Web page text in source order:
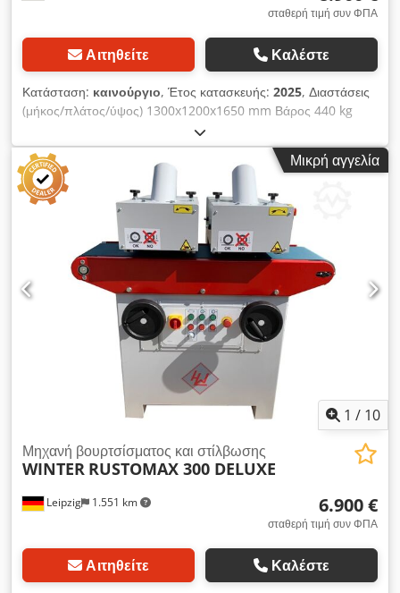
σταθερή τιμή συν ΦΠΑ
Αιτηθείτε Καλέστε
Κατάσταση: καινούργιο, Έτος κατασκευής: 2025, Διαστάσεις
(μήκος/πλάτος/ύψος) 1300x1200x1650 mm Βάρος 440 kg
Συνολική απαίτηση ισχύος 6,5 kW Βουρτσιστή RUSTOMAX
OPTIMAT 400 - Πλάτος εργασίας 400 mm - μέγ. ύψος υλικού
300 mm - Μήκος εργασίας 1200 mm - Διάμετρος βούρτσας
190 mm - Ταχύτητα βούρτσας 1500 rpm - Διάμετρος άξονα 40
mm - Αριθμός βουρτσών: 2 τεμ. (μέταλλο + νάιλον) - μέγ.
ταχύτητα του ιμάντα τροφοδοσίας + ρύθμιση χωρίς βαθμίδες 0
- 10 m/min. Codpjv A Hdisfx Ah Ujrf - Ύψος εργασίας 940
mm + 50 mm - Διάμετρος ακροφυσίου εξαγωγής 2 x 120 mm -
Συνολική ισχύς 6,5 kW - Τάση 400V / 50Hz - Συνολικές
διαστάσεις L=1300 mm, Π=1200 mm, Υ=1650 mm - Βάρος
Μικρή αγγελία
1 / 10
Leipzig 1.551 km
Μηχανή βουρτσίσματος και στίλβωσης
WINTER RUSTOMAX 300 DELUXE
6.900 €
σταθερή τιμή συν ΦΠΑ
Αιτηθείτε Καλέστε